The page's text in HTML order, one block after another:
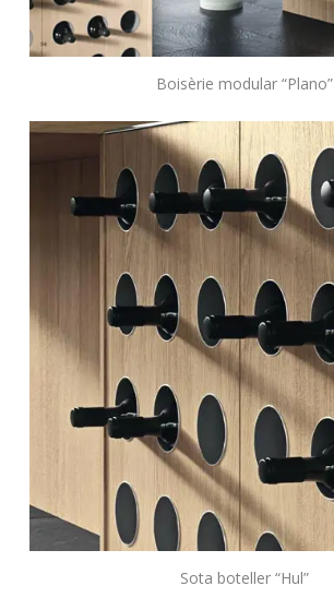
Boisèrie modular “Plano”
Sota boteller “Hul”